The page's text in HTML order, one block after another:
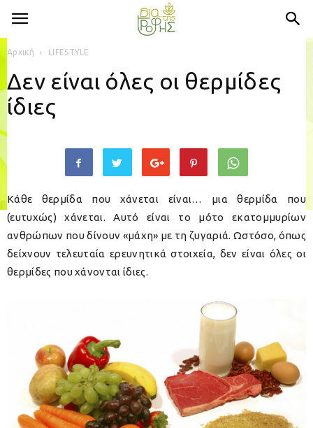
Αρχική LIFESTYLE
Δεν είναι όλες οι θερμίδες
ίδιες
Κάθε θερμίδα που χάνεται είναι… μια θερμίδα που
(ευτυχώς) χάνεται. Αυτό είναι το μότο εκατομμυρίων
ανθρώπων που δίνουν «μάχη» με τη ζυγαριά. Ωστόσο, όπως
δείχνουν τελευταία ερευνητικά στοιχεία, δεν είναι όλες οι
θερμίδες που χάνονται ίδιες.